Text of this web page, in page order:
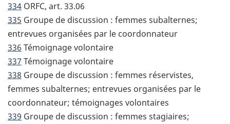
334 ORFC, art. 33.06
335 Groupe de discussion : femmes subalternes;
entrevues organisées par le coordonnateur
336 Témoignage volontaire
337 Témoignage volontaire
338 Groupe de discussion : femmes réservistes,
femmes subalternes; entrevues organisées par le
coordonnateur; témoignages volontaires
339 Groupe de discussion : femmes stagiaires;